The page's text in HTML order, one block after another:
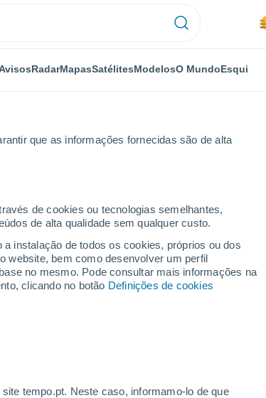
que as informações fornecidas são de alta
de cookies ou tecnologias semelhantes,
de alta qualidade sem qualquer custo.
instalação de todos os cookies, próprios ou dos
website, bem como desenvolver um perfil
no mesmo. Pode consultar mais informações na
clicando no botão Definições de cookies
tempo.pt. Neste caso, informamo-lo de que
RadarMapasSatélitesModelosO MundoEsqui
da Província de